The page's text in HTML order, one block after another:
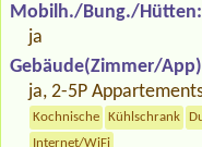
Mobilh./Bung./Hütten:
ja
Gebäude(Zimmer/
ja, 2-5P
Kochnische Kühlschrank
Internet/WiFi